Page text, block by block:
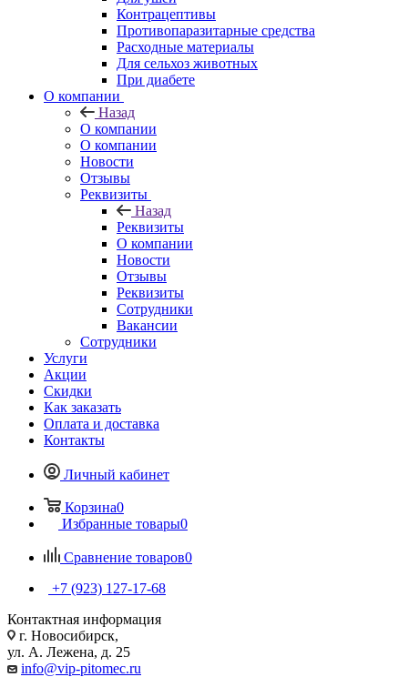
Контрацептивы
Противопаразитарные средства
Расходные материалы
Для сельхоз животных
При диабете
О компании
Назад
О компании
О компании
Новости
Отзывы
Реквизиты
Назад
Реквизиты
О компании
Новости
Отзывы
Реквизиты
Сотрудники
Вакансии
Сотрудники
Услуги
Акции
Скидки
Как заказать
Оплата и доставка
Контакты
Личный кабинет
Корзина0
Избранные товары0
Сравнение товаров0
+7 (923) 127-17-68
Контактная информация
г. Новосибирск,
ул. А. Лежена, д. 25
info@vip-pitomec.ru